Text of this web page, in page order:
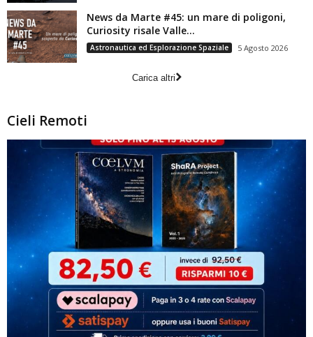
News da Marte #45: un mare di poligoni,
Curiosity risale Valle...
Astronautica ed Esplorazione Spaziale 5 Agosto 2026
Carica altri
Cieli Remoti